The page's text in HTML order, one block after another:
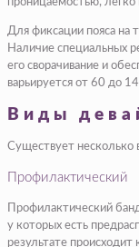
проницаемостью, легко
Для фиксации пояса на
Наличие специальных
его сворачивание и
варьируется от 60 до
Виды
Существует несколько
Профилактический
Профилактический
у которых есть
результате